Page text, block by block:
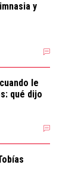
y
1,37k
le
qué dijo
94